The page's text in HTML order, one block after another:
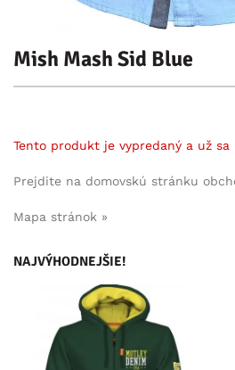
Mish Mash Sid Blue
Tento produkt je vypredaný a už sa
Prejdite na domovskú stránku
Mapa stránok »
NAJVÝHODNEJŠIE!